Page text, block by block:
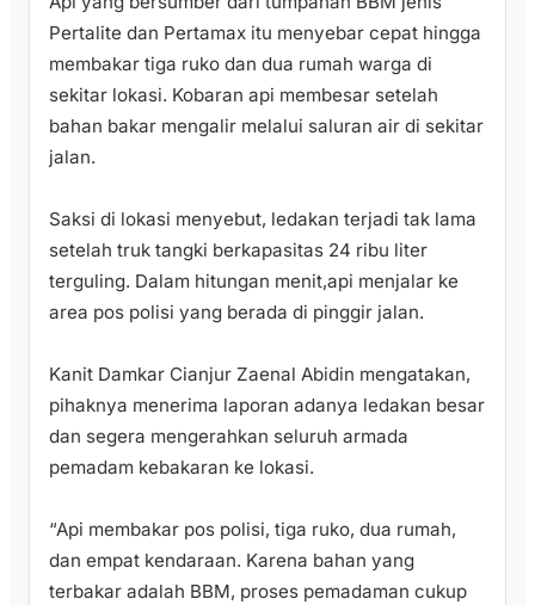
Pertalite dan Pertamax itu menyebar cepat hingga
membakar tiga ruko dan dua rumah warga di
sekitar lokasi. Kobaran api membesar setelah
bahan bakar mengalir melalui saluran air di sekitar
jalan.
‎Saksi di lokasi menyebut, ledakan terjadi tak lama
setelah truk tangki berkapasitas 24 ribu liter
terguling. Dalam hitungan menit,api menjalar ke
area pos polisi yang berada di pinggir jalan.
‎Kanit Damkar Cianjur Zaenal Abidin mengatakan,
pihaknya menerima laporan adanya ledakan besar
dan segera mengerahkan seluruh armada
pemadam kebakaran ke lokasi.
‎“Api membakar pos polisi, tiga ruko, dua rumah,
dan empat kendaraan. Karena bahan yang
terbakar adalah BBM, proses pemadaman cukup